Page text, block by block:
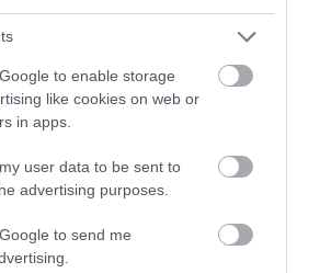
to enable storage
like cookies on web or
in apps.
user data to be sent to
advertising purposes.
to send me
Az a legfontosabb számunkra, hogy
ételeink különleges minőséget
képviseljenek, és kihasználják a tradíció
és a modern gasztronómia fúziójában
rejlő lehetőségeket.
Konyhaművészetünkön első sorban
mégis egy egyszerű, ám annál
fontosabb dolog sejlik át: az életöröm.